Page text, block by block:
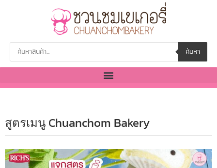
ค้นหา
สูตรเมนู Chuanchom Bakery